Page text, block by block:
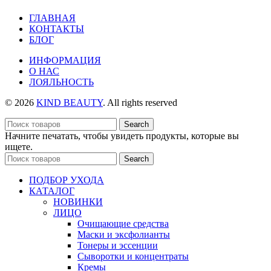
ГЛАВНАЯ
КОНТАКТЫ
БЛОГ
ИНФОРМАЦИЯ
О НАС
ЛОЯЛЬНОСТЬ
© 2026 KIND BEAUTY. All rights reserved
Search
Начните печатать, чтобы увидеть продукты, которые вы
ищете.
Search
ПОДБОР УХОДА
КАТАЛОГ
НОВИНКИ
ЛИЦО
Очищающие средства
Маски и эксфолианты
Тонеры и эссенции
Сыворотки и концентраты
Кремы